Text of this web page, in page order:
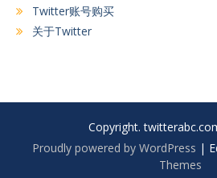
Twitter账号购买
关于Twitter
Copyright.
Proudly powered by WordPress |
Themes